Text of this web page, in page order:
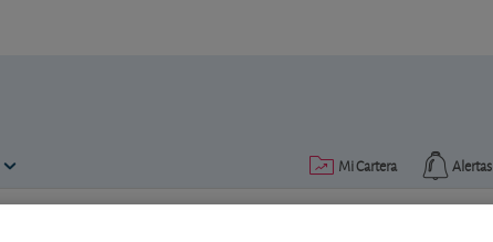
Alertas
Mi Cartera